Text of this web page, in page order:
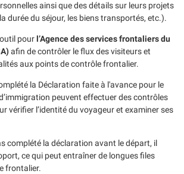
ainsi que des détails sur leurs projets
durée du séjour, les biens transportés, etc.).
pour l’Agence des services frontaliers du
afin de contrôler le flux des visiteurs et
aux points de contrôle frontalier.
la Déclaration faite à l'avance pour le
peuvent effectuer des contrôles
vérifier l’identité du voyageur et examiner ses
complété la déclaration avant le départ, il
ce qui peut entraîner de longues files
frontalier.